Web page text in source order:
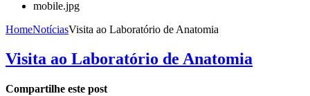
mobile.jpg
HomeNotíciasVisita ao Laboratório de Anatomia
Visita ao Laboratório de Anatomia
Compartilhe este post